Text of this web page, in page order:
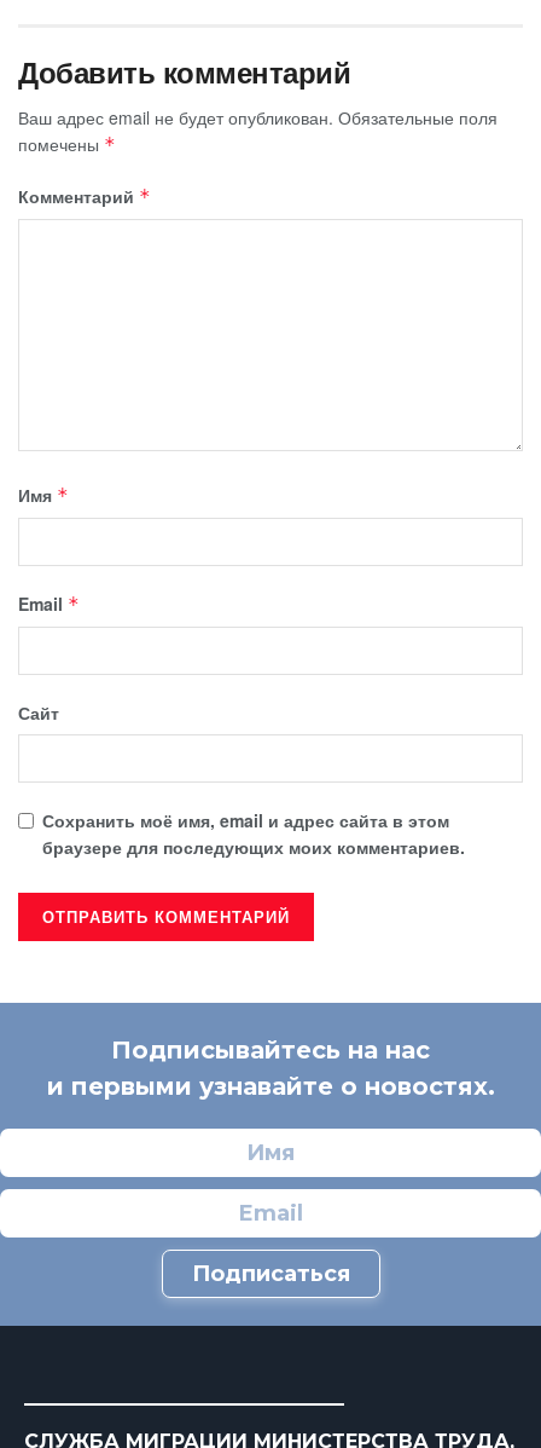
Добавить комментарий
Ваш адрес email не будет опубликован. Обязательные поля
помечены *
Комментарий *
Имя *
Email *
Сайт
Сохранить моё имя, email и адрес сайта в этом
браузере для последующих моих комментариев.
Подписывайтесь на нас
и первыми узнавайте о новостях.
Подписаться
СЛУЖБА МИГРАЦИИ МИНИСТЕРСТВА ТРУДА,